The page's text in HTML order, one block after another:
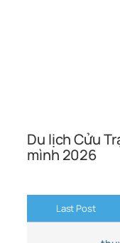
Du lịch Cửu
mình 2026
Last Post